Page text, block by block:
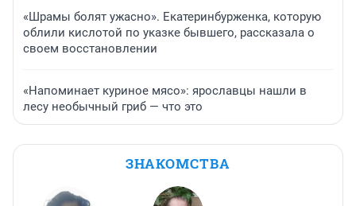
«Шрамы болят ужасно». Екатеринбурженка, которую
облили кислотой по указке бывшего, рассказала о
своем восстановлении
«Напоминает куриное мясо»: ярославцы нашли в
лесу необычный гриб — что это
ЗНАКОМСТВА